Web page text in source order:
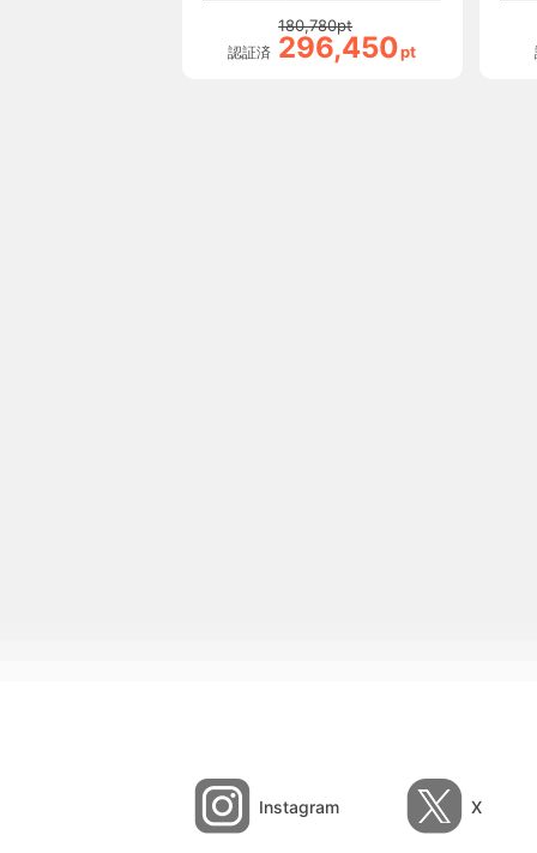
認証済
180,780pt
296,450pt
Instagram X